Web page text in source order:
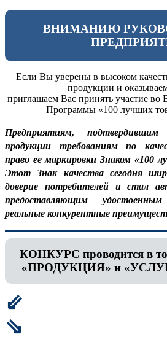
ВНИМАНИЮ
Если Вы уверены в высоком
продукции и
приглашаем Вас принять участие во
Программы «100 лучших
Предприятиям, подтвердившим
продукции требованиям по
право ее маркировки Знаком «100
Этот Знак качества сегодня
доверие потребителей и стал
предоставляющим
реальные конкурентные
КОНКУРС проводится в
«ПРОДУКЦИЯ» и
⇙
⇘